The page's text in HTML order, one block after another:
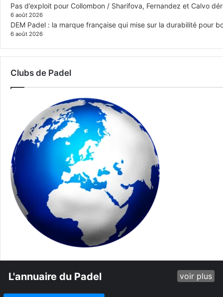
Pas d’exploit pour Collombon / Sharifova, Fernandez et Calvo
6 août 2026
DEM Padel : la marque française qui mise sur la durabilité pour
6 août 2026
Clubs de Padel
L'annuaire du Padel voir plus